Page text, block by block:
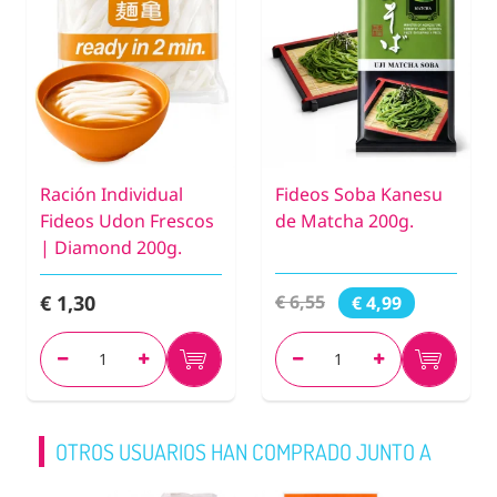
Ración Individual
Fideos Udon Frescos
| Diamond 200g.
€ 1,30
Fideos Soba Kanesu
de Matcha 200g.
€ 6,55 € 4,99
OTROS USUARIOS HAN COMPRADO JUNTO A